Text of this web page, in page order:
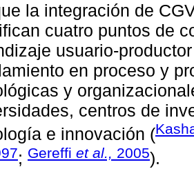
la integración de
cuatro puntos de
usuario-
en proceso y
y
centros de
e innovación (
; Gereffi et al., 2005).